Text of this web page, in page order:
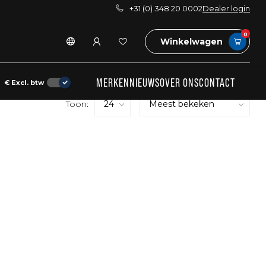
+31 (0) 348 20 0002Dealer login
Winkelwagen
0
€ Excl. btw MERKENNIEUWSOVER ONSCONTACT
Toon: